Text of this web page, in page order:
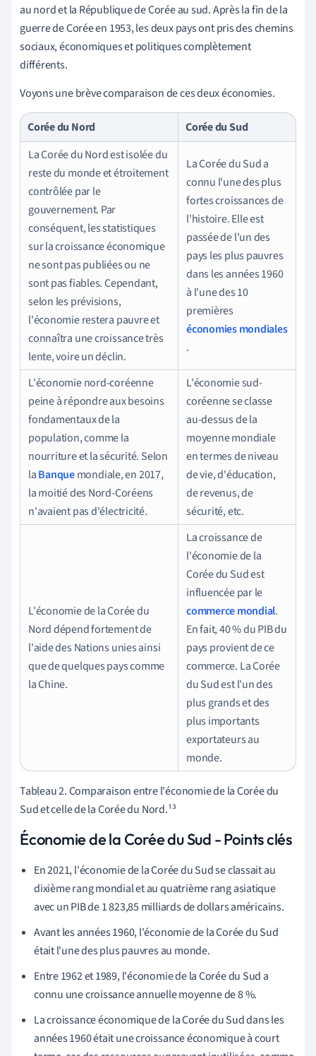
au nord et la République de Corée au sud. Après la fin de la
guerre de Corée en 1953, les deux pays ont pris des chemins
sociaux, économiques et politiques complètement
différents.
Voyons une brève comparaison de ces deux économies.
Corée du Nord
Corée du Sud
La Corée du Nord est isolée du
reste du monde et étroitement
contrôlée par le
gouvernement. Par
conséquent, les statistiques
sur la croissance économique
ne sont pas publiées ou ne
sont pas fiables. Cependant,
selon les prévisions,
l'économie restera pauvre et
connaîtra une croissance très
lente, voire un déclin.
La Corée du Sud a
connu l'une des plus
fortes croissances de
l'histoire. Elle est
passée de l'un des
pays les plus pauvres
dans les années 1960
à l'une des 10
premières
économies mondiales
.
L'économie nord-coréenne
peine à répondre aux besoins
fondamentaux de la
population, comme la
nourriture et la sécurité. Selon
laBanquemondiale, en 2017,
la moitié des Nord-Coréens
n'avaient pas d'électricité.
L'économie sud-
coréenne se classe
au-dessus de la
moyenne mondiale
en termes de niveau
de vie, d'éducation,
de revenus, de
sécurité, etc.
L'économie de la Corée du
Nord dépend fortement de
l'aide des Nations unies ainsi
que de quelques pays comme
la Chine.
La croissance de
l'économie de la
Corée du Sud est
influencée par le
commerce mondial.
En fait, 40 % du PIB du
pays provient de ce
commerce. La Corée
du Sud est l'un des
plus grands et des
plus importants
exportateurs au
monde.
Tableau 2. Comparaison entre l'économie de la Corée du
Sud et celle de la Corée du Nord.¹³
Économie de la Corée du Sud - Points clés
En 2021, l'économie de la Corée du Sud se classait au
dixième rang mondial et au quatrième rang asiatique
avec un PIB de 1 823,85 milliards de dollars américains.
Avant les années 1960, l'économie de la Corée du Sud
était l'une des plus pauvres au monde.
Entre 1962 et 1989, l'économie de la Corée du Sud a
connu une croissance annuelle moyenne de 8 %.
La croissance économique de la Corée du Sud dans les
années 1960 était une croissance économique à court